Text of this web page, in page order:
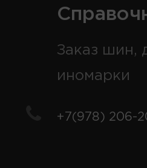
Заказ шин,
иномарки
+7(978) 206-